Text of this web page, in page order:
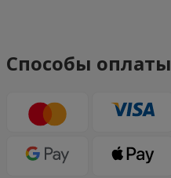
Способы оплаты